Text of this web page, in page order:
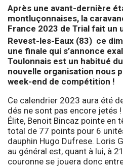
Après une avant-dernière
montluçonnaises, la
France 2023 de Trial fait un
Revest-les-Eaux (83) ce
une finale qui s’annonce
Toulonnais est un habitué
nouvelle organisation nous
week-end de compétition !
Ce calendrier 2023 aura été
dés ne sont pas encore jetés
Élite, Benoit Bincaz pointe en
total de 77 points pour 6
dauphin Hugo Dufrese. Loris
au général est, quant à lui, à
couronne se jouera donc